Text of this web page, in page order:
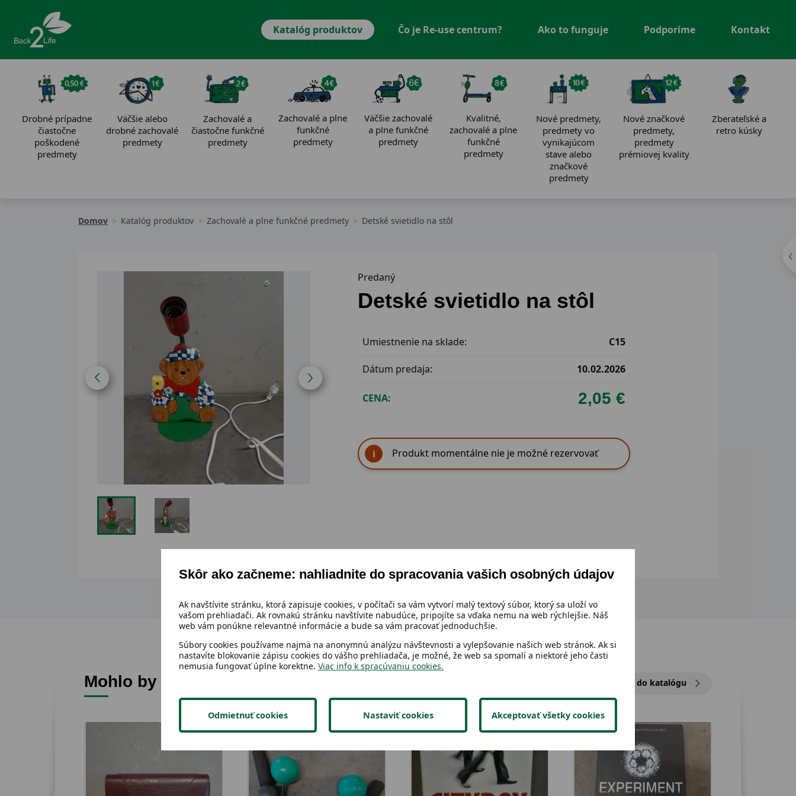
Katalóg produktov Čo je Re-use centrum? Ako to funguje Podporíme Kontakt
Drobné prípadne
čiastočne
poškodené
predmety
Väčšie alebo
drobné zachovalé
predmety
Zachovalé a
čiastočne funkčné
predmety
Zachovalé a plne
funkčné
predmety
Väčšie zachovalé
a plne funkčné
predmety
Kvalitné,
zachovalé a plne
funkčné
predmety
Nové predmety,
predmety vo
vynikajúcom
stave alebo
značkové
predmety
Nové značkové
predmety,
predmety
prémiovej kvality
Zberateľské a
retro kúsky
Domov Katalóg produktov Zachovalé a plne funkčné predmety Detské svietidlo na stôl
Predaný
Detské svietidlo na stôl
Umiestnenie na sklade: C15
Dátum predaja: 10.02.2026
CENA: 2,05 €
Produkt momentálne nie je možné rezervovať
Mohlo by sa ti páčiť Prejsť do katalógu
Skôr ako začneme: nahliadnite do spracovania vašich osobných údajov
Ak navštívite stránku, ktorá zapisuje cookies, v počítači sa vám vytvorí malý textový súbor, ktorý sa uloží vo
vašom prehliadači. Ak rovnakú stránku navštívite nabudúce, pripojíte sa vďaka nemu na web rýchlejšie. Náš
web vám ponúkne relevantné informácie a bude sa vám pracovať jednoduchšie.
Súbory cookies používame najmä na anonymnú analýzu návštevnosti a vylepšovanie našich web stránok. Ak si
nastavíte blokovanie zápisu cookies do vášho prehliadača, je možné, že web sa spomalí a niektoré jeho časti
nemusia fungovať úplne korektne. Viac info k spracúvaniu cookies.
Akceptovať všetky cookies
Nastaviť cookies
Odmietnuť cookies